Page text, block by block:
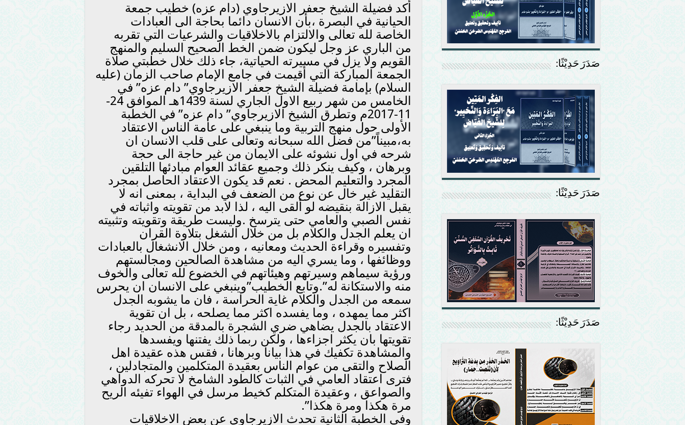
أكد فضيلة الشيخ جعفر الازيرجاوي (دام عزه) خطيب جمعة
الحيانية في البصرة ،بأن الانسان دائما بحاجة الى العبادات
الخاصة لله تعالى والالتزام بالاخلاقيات والشرعيات التي تقربه
من الباري عز وجل ليكون ضمن الخط الصحيح السليم والمنهج
القويم ولا يزل في مسيرته الحياتية، جاء ذلك خلال خطبتي صلاة
الجمعة المباركة التي أقيمت في جامع الإمام صاحب الزمان (عليه
السلام) بإمامة فضيلة الشيخ جعفر الازيرجاوي” دام عزه” في
الخامس من شهر ربيع الاول الجاري لسنة 1439هـ الموافق 24-
11-2017م وتطرق الشيخ الازيرجاوي” دام عزه” في الخطبة
الأولى حول منهج التربية وما ينبغي على عامة الناس الاعتقاد
به،مبيناً”من فضل الله سبحانه وتعالى على قلب الانسان ان
شرحه في اول نشوئه على الايمان من غير حاجة الى حجة
وبرهان ، وكيف ينكر ذلك وجميع عقائد العوام مبادئها التلقين
المجرد والتعليم المحض . نعم قد يكون الاعتقاد الحاصل بمجرد
التقليد غير خال عن نوع من الضعف في البداية ، بمعنى انه لا
يقبل الازالة بنقيضه لو ألقى اليه ، لذا لابد من تقويته واثباته في
نفس الصبي والعامي حتى يترسخ .وليست طريقة وتقويته وتثبيته
ان يعلم الجدل والكلام بل من خلال الشغل بتلاوة القران
وتفسيره وقراءة الحديث ومعانيه ، ومن خلال الانشغال بالعبادات
ووظائفها ، وما يسري اليه من مشاهدة الصالحين ومجالستهم
ورؤية سيماهم وسيرتهم وهيئاتهم في الخضوع لله تعالى والخوف
منه والاستكانة له”.وتابع الخطيب”وينبغي على الانسان ان يحرس
سمعه من الجدل والكلام غاية الحراسة ، فان ما يشوبه الجدل
اكثر مما يمهده ، وما يفسده اكثر مما يصلحه ، بل ان تقوية
الاعتقاد بالجدل يضاهي ضري الشجرة بالمدقة من الحديد رجاء
تقويتها بان يكثر اجزاءها ، ولكن ربما ذلك يفتنها ويفسدها
والمشاهدة تكفيك في هذا بيانا وبرهانا ، فقس هذه عقيدة اهل
الصلاح والتقى من عوام الناس بعقيدة المتكلمين والمتجادلين ،
فترى اعتقاد العامي في الثبات كالطود الشامخ لا تحركه الدواهي
والصواعق ، وعقيدة المتكلم كخيط مرسل في الهواء تفيئه الريح
مرة هكذا ومرة هكذا”.
وفي الخطبة الثانية تحدث الازيرجاوي عن بعض الاخلاقيات
صَدَرَ حَدِيْثًا:
صَدَرَ حَدِيْثًا:
صَدَرَ حَدِيْثًا: